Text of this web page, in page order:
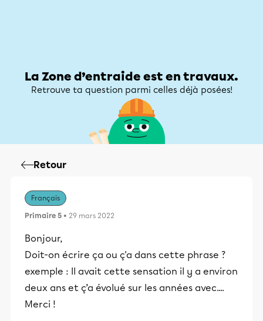
La Zone d’entraide est en travaux.
Retrouve ta question parmi celles déjà posées!
Retour
Français
Primaire 5 • 29 mars 2022
Bonjour,
Doit-on écrire ça ou ç'a dans cette phrase ?
exemple : Il avait cette sensation il y a environ
deux ans et ç’a évolué sur les années avec....
Merci !